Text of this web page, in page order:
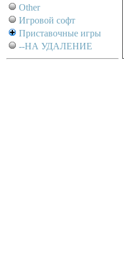
Other
Игровой софт
Приставочные игры
--НА УДАЛЕНИЕ